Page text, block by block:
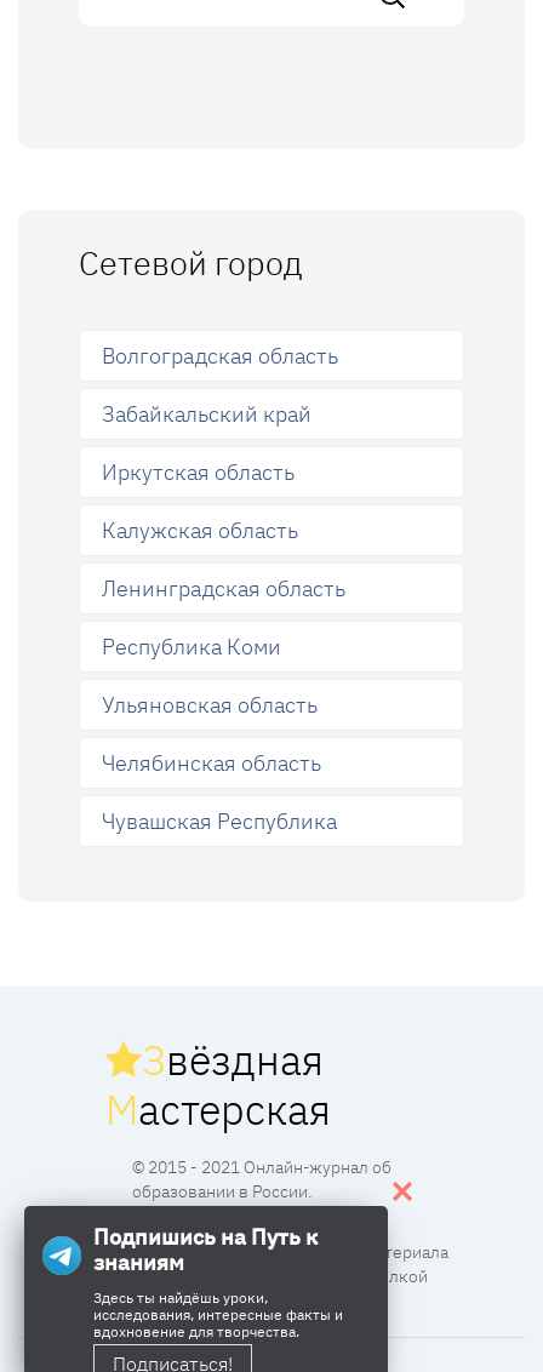
Сетевой город
Волгоградская область
Забайкальский край
Иркутская область
Калужская область
Ленинградская область
Республика Коми
Ульяновская область
Челябинская область
Чувашская Республика
Звёздная
Мастерская
© 2015 - 2021 Онлайн-журнал об
образовании в России.
Все права защищены. Перпечатка материала
разрешена с согласия редакции и ссылкой
Подпишись на Путь к
знаниям
Здесь ты найдёшь уроки,
исследования, интересные факты и
вдохновение для творчества.
Подписаться!